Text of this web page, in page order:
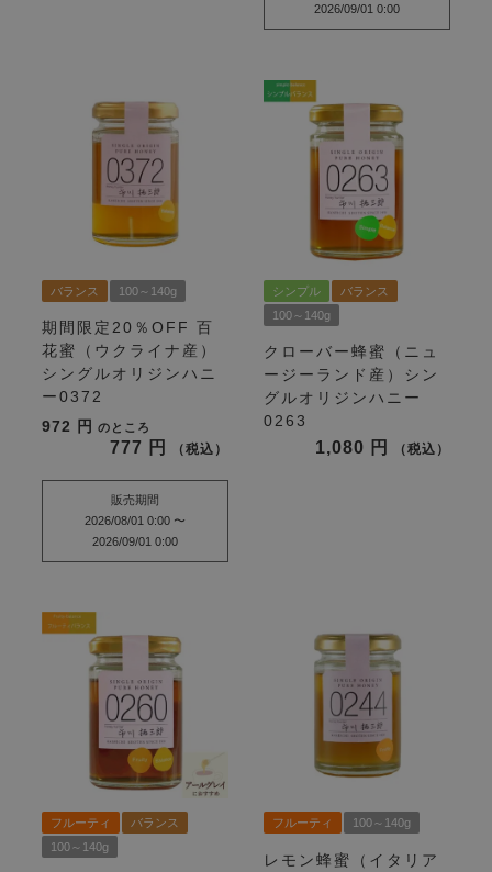
2026/09/01 0:00
バランス 100～140g
期間限定20％OFF 百
花蜜（ウクライナ産）
シングルオリジンハニ
ー0372
972 のところ
777 税込
販売期間
2026/08/01 0:00 〜
2026/09/01 0:00
シンプル
バランス
100～140g
クローバー蜂蜜（ニュ
ージーランド産）シン
グルオリジンハニー
0263
1,080 税込
フルーティ
バランス
100～140g
フルーティ 100～140g
レモン蜂蜜（イタリア